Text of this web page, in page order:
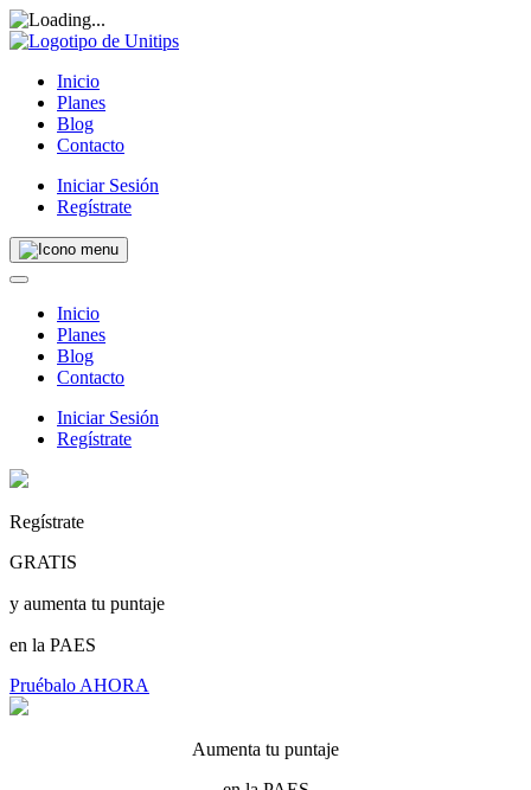
Inicio
Planes
Blog
Contacto
Iniciar Sesión
Regístrate
Inicio
Planes
Blog
Contacto
Iniciar Sesión
Regístrate
Regístrate
GRATIS
y aumenta tu puntaje
en la PAES
Pruébalo AHORA
Aumenta tu puntaje